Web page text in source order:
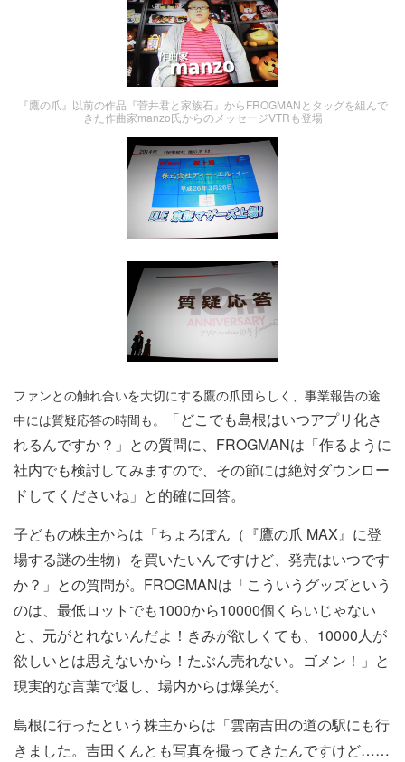
『鷹の爪』以前の作品『菅井君と家族石』からFROGMANとタッグを組んで
きた作曲家manzo氏からのメッセージVTRも登場
ファンとの触れ合いを大切にする鷹の爪団らしく、事業報告の途
中には質疑応答の時間も。
「どこでも島根はいつアプリ化さ
れるんですか？」との質問に、FROGMANは「作るように
社内でも検討してみますので、その節には絶対ダウンロー
ドしてくださいね」と的確に回答。
子どもの株主からは「ちょろぽん（『鷹の爪 MAX』に登
場する謎の生物）を買いたいんですけど、発売はいつです
か？」との質問が。FROGMANは「こういうグッズという
のは、最低ロットでも1000から10000個くらいじゃない
と、元がとれないんだよ！きみが欲しくても、10000人が
欲しいとは思えないから！たぶん売れない。ゴメン！」と
現実的な言葉で返し、場内からは爆笑が。
島根に行ったという株主からは「雲南吉田の道の駅にも行
きました。吉田くんとも写真を撮ってきたんですけど……